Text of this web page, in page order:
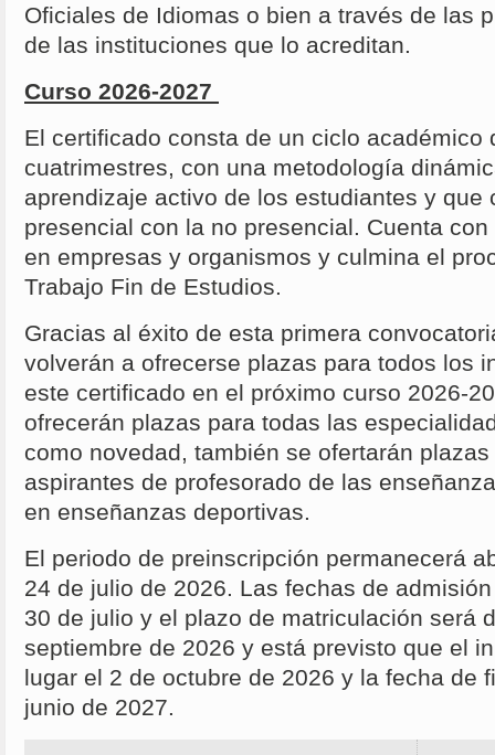
Oficiales de Idiomas o bien a través de las
de las instituciones que lo acreditan.
Curso 2026-2027
El certificado consta de un ciclo académico
cuatrimestres, con una metodología
aprendizaje activo de los estudiantes y que
presencial con la no presencial. Cuenta
en empresas y organismos y culmina el
Trabajo Fin de Estudios.
Gracias al éxito de esta primera
volverán a ofrecerse plazas para todos los
este certificado en el próximo curso 2026-
ofrecerán plazas para todas las
como novedad, también se ofertarán
aspirantes de profesorado de las
en enseñanzas deportivas.
El periodo de preinscripción permanecerá
24 de julio de 2026. Las fechas de
30 de julio y el plazo de matriculación será
septiembre de 2026 y está previsto que el
lugar el 2 de octubre de 2026 y la fecha de
junio de 2027.